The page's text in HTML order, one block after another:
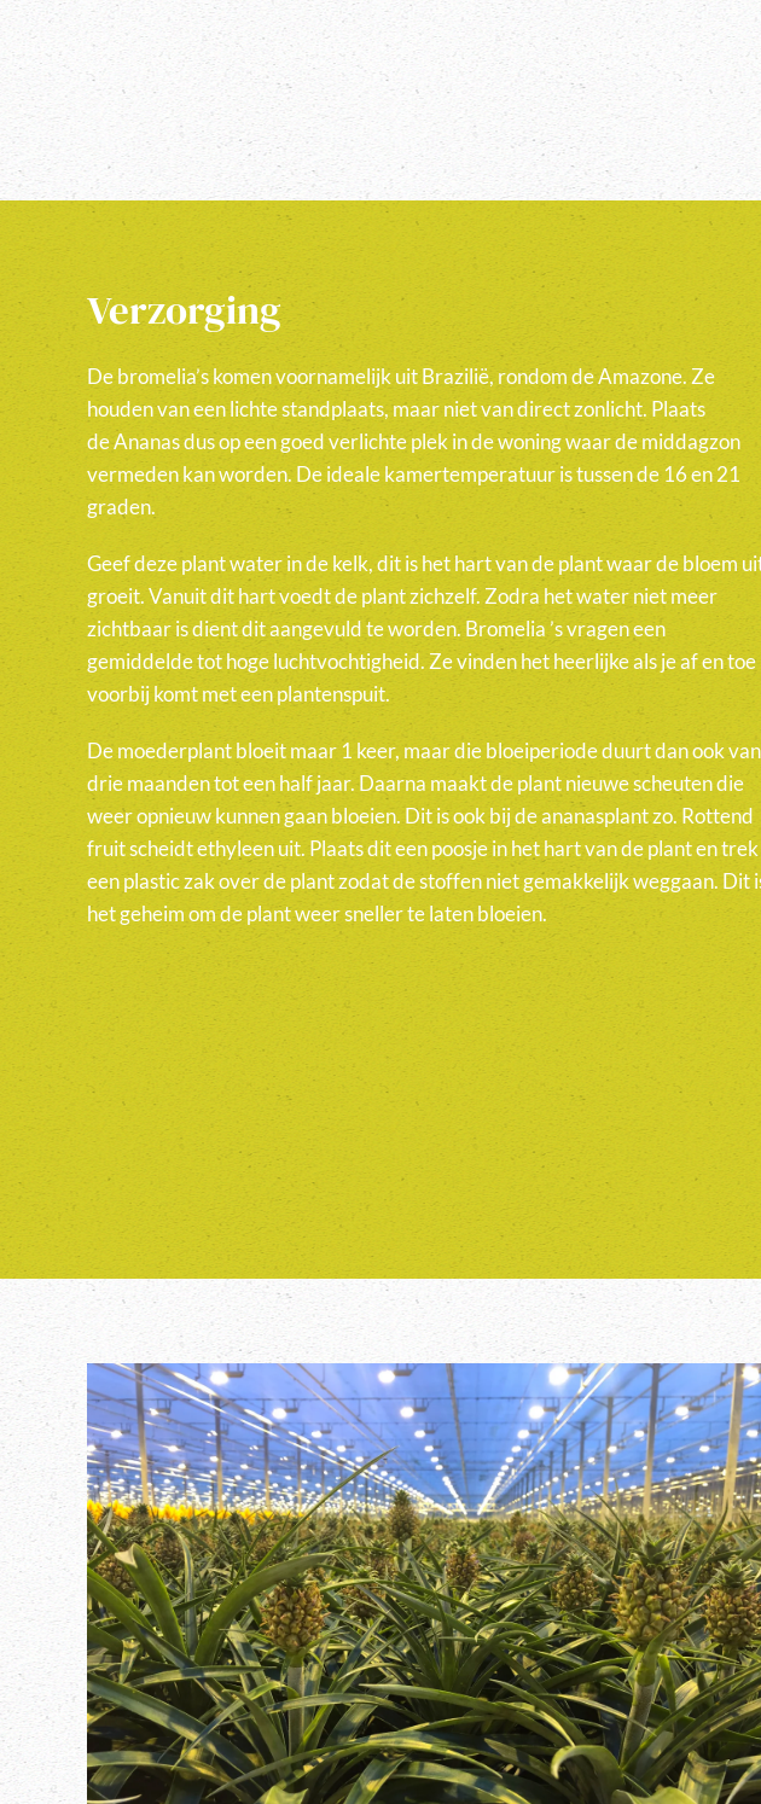
Verzorging
De bromelia’s komen voornamelijk uit Brazilië, rondom de Amazone. Ze
houden van een lichte standplaats, maar niet van direct zonlicht. Plaats
de Ananas dus op een goed verlichte plek in de woning waar de middagzon
vermeden kan worden. De ideale kamertemperatuur is tussen de 16 en 21
graden.
Geef deze plant water in de kelk, dit is het hart van de plant waar de bloem
groeit. Vanuit dit hart voedt de plant zichzelf. Zodra het water niet meer
zichtbaar is dient dit aangevuld te worden. Bromelia ’s vragen een
gemiddelde tot hoge luchtvochtigheid. Ze vinden het heerlijke als je af en toe
voorbij komt met een plantenspuit.
De moederplant bloeit maar 1 keer, maar die bloeiperiode duurt dan ook van
drie maanden tot een half jaar. Daarna maakt de plant nieuwe scheuten die
weer opnieuw kunnen gaan bloeien. Dit is ook bij de ananasplant zo. Rottend
fruit scheidt ethyleen uit. Plaats dit een poosje in het hart van de plant en trek
een plastic zak over de plant zodat de stoffen niet gemakkelijk weggaan. Dit
het geheim om de plant weer sneller te laten bloeien.